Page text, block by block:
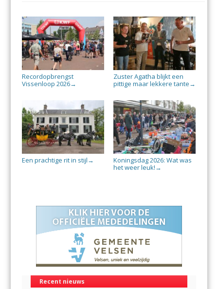
Recordopbrengst
Vissenloop 2026→
Zuster Agatha blijkt een
pittige maar lekkere tante →
Een prachtige rit in stijl →
Koningsdag 2026: Wat was
het weer leuk! →
Recent nieuws